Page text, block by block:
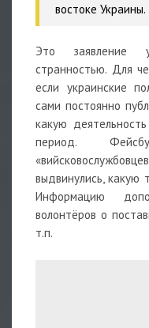
востоке Украины.
Это заявление
странностью. Для
если украинские
сами постоянно
какую
период.
выдвинулись, какую
Информацию
волонтёров о
т.п.